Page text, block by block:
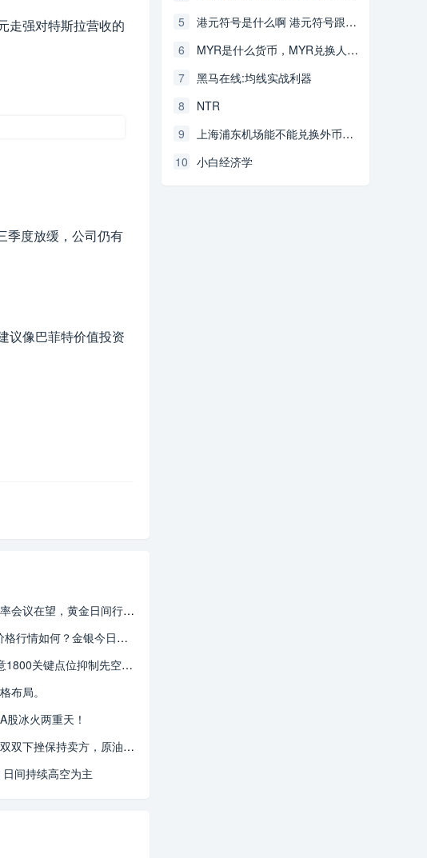
走强对特斯拉营收的
季度放缓，公司仍有
议像巴菲特价值投资
望，黄金日间行情分析及交易参考
何？金银今日多空分析交易参考
点位抑制先空后多，原油持续顺势多
布局。
股冰火两重天！
持卖方，原油黄金今日最新行情分析
间持续高空为主
5
港元符号是什么啊 港元符号跟美元符号是一样吗
6
MYR是什么货币，MYR兑换人民币的汇率是多少啊？
7
黑马在线:均线实战利器
8
NTR
9
上海浦东机场能不能兑换外币吗？外币兑换的运营时间？
10 小白经济学